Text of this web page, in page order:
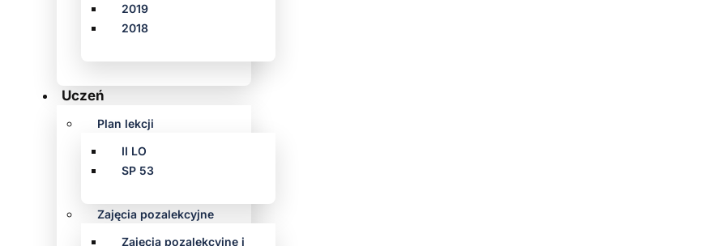
2019
2018
Uczeń
Plan lekcji
II LO
SP 53
Zajęcia pozalekcyjne
Zajęcia pozalekcyjne i